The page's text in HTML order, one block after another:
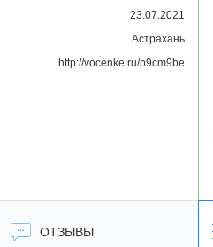
23.07.2021
Астрахань
http://vocenke.ru/p9cm9be
ОТЗЫВЫ